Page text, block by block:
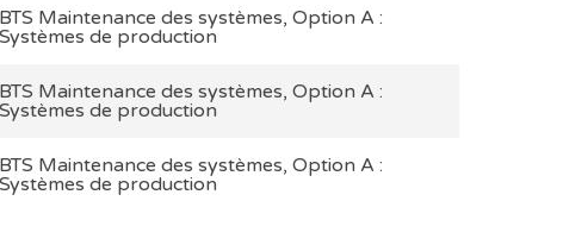
BTS Maintenance des systèmes, Option A :
Systèmes de production
BTS Maintenance des systèmes, Option A :
Systèmes de production
BTS Maintenance des systèmes, Option A :
Systèmes de production